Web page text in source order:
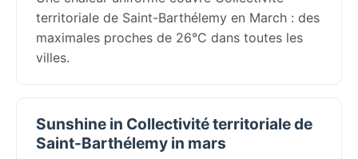
territoriale de Saint-Barthélemy en March : des
maximales proches de 26°C dans toutes les
villes.
Sunshine in Collectivité territoriale de
Saint-Barthélemy in mars